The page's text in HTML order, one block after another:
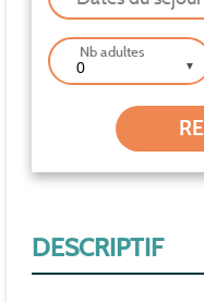
Nb adultes
▼
DESCRIPTIF